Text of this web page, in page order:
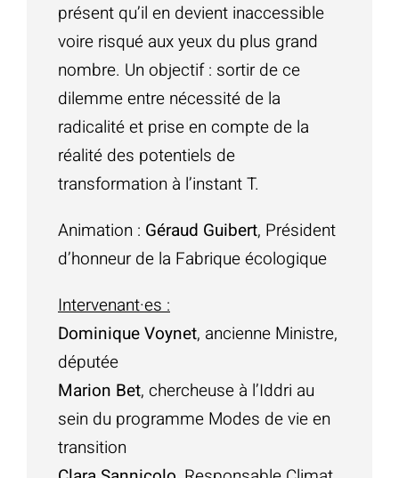
présent qu’il en devient inaccessible
voire risqué aux yeux du plus grand
nombre. Un objectif : sortir de ce
dilemme entre nécessité de la
radicalité et prise en compte de la
réalité des potentiels de
transformation à l’instant T.
Animation : Géraud Guibert, Président
d’honneur de la Fabrique écologique
Intervenant·es :
Dominique Voynet, ancienne Ministre,
députée
Marion Bet, chercheuse à l’Iddri au
sein du programme Modes de vie en
transition